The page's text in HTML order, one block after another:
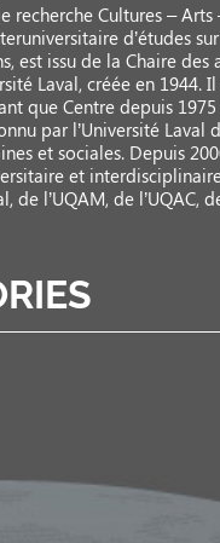
recherche Cultures – Arts
d’études
est issu de la Chaire des
Laval, créée en 1944.
que Centre depuis
par l’Université Laval
et sociales. Depuis
et
de l’UQAM, de l’UQAC,